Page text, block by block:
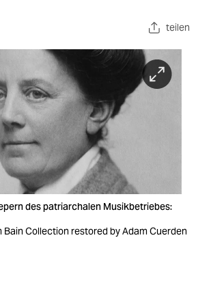
teilen
des patriarchalen Musikbetriebes:
Bain Collection restored by Adam Cuerden